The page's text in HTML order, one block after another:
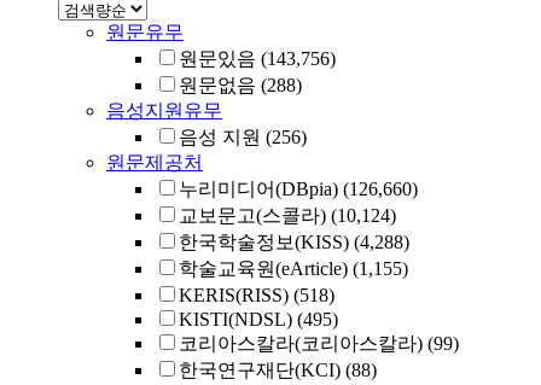
원문유무
원문있음 (143,756)
원문없음 (288)
음성지원유무
음성 지원 (256)
원문제공처
누리미디어(DBpia) (126,660)
교보문고(스콜라) (10,124)
한국학술정보(KISS) (4,288)
학술교육원(eArticle) (1,155)
KERIS(RISS) (518)
KISTI(NDSL) (495)
코리아스칼라(코리아스칼라) (99)
한국연구재단(KCI) (88)